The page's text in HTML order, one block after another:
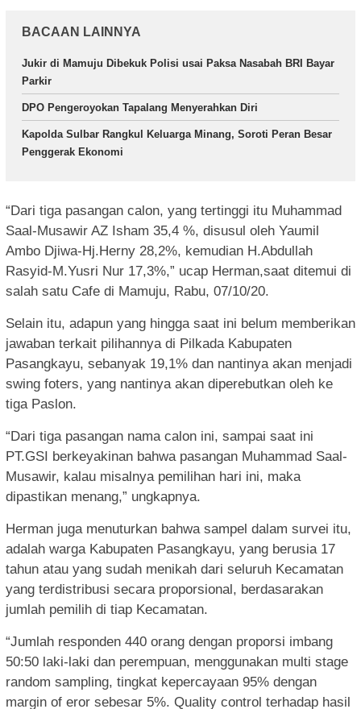
BACAAN LAINNYA
Jukir di Mamuju Dibekuk Polisi usai Paksa Nasabah BRI Bayar
Parkir
DPO Pengeroyokan Tapalang Menyerahkan Diri
Kapolda Sulbar Rangkul Keluarga Minang, Soroti Peran Besar
Penggerak Ekonomi
“Dari tiga pasangan calon, yang tertinggi itu Muhammad
Saal-Musawir AZ Isham 35,4 %, disusul oleh Yaumil
Ambo Djiwa-Hj.Herny 28,2%, kemudian H.Abdullah
Rasyid-M.Yusri Nur 17,3%,” ucap Herman,saat ditemui di
salah satu Cafe di Mamuju, Rabu, 07/10/20.
Selain itu, adapun yang hingga saat ini belum memberikan
jawaban terkait pilihannya di Pilkada Kabupaten
Pasangkayu, sebanyak 19,1% dan nantinya akan menjadi
swing foters, yang nantinya akan diperebutkan oleh ke
tiga Paslon.
“Dari tiga pasangan nama calon ini, sampai saat ini
PT.GSI berkeyakinan bahwa pasangan Muhammad Saal-
Musawir, kalau misalnya pemilihan hari ini, maka
dipastikan menang,” ungkapnya.
Herman juga menuturkan bahwa sampel dalam survei itu,
adalah warga Kabupaten Pasangkayu, yang berusia 17
tahun atau yang sudah menikah dari seluruh Kecamatan
yang terdistribusi secara proporsional, berdasarakan
jumlah pemilih di tiap Kecamatan.
“Jumlah responden 440 orang dengan proporsi imbang
50:50 laki-laki dan perempuan, menggunakan multi stage
random sampling, tingkat kepercayaan 95% dengan
margin of eror sebesar 5%. Quality control terhadap hasil